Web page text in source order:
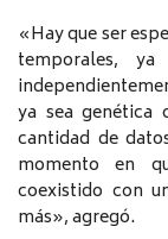
«Hay que ser
temporales,
ya sea
cantidad de
momento en
coexistido con
más», agregó.